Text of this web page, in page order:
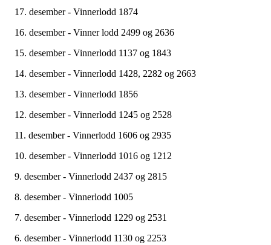
17. desember - Vinnerlodd 1874
16. desember - Vinner lodd 2499 og 2636
15. desember - Vinnerlodd 1137 og 1843
14. desember - Vinnerlodd 1428, 2282 og 2663
13. desember - Vinnerlodd 1856
12. desember - Vinnerlodd 1245 og 2528
11. desember - Vinnerlodd 1606 og 2935
10. desember - Vinnerlodd 1016 og 1212
9. desember - Vinnerlodd 2437 og 2815
8. desember - Vinnerlodd 1005
7. desember - Vinnerlodd 1229 og 2531
6. desember - Vinnerlodd 1130 og 2253